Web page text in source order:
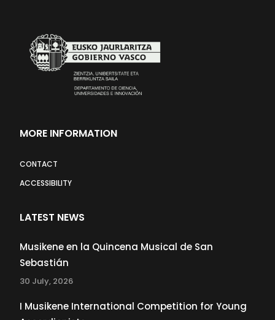
MORE INFORMATION
CONTACT
ACCESSIBILITY
LATEST NEWS
Musikene en la Quincena Musical de San
Sebastián
30 July, 2026
I Musikene International Competition for Young